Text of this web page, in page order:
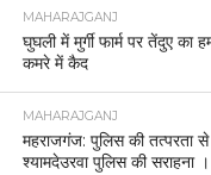
MAHARAJGANJ
घुघली में मुर्गी फार्म पर तेंदुए का
कमरे में कैद
MAHARAJGANJ
महराजगंज: पुलिस की तत्परता
श्यामदेउरवा पुलिस की सराहना ।